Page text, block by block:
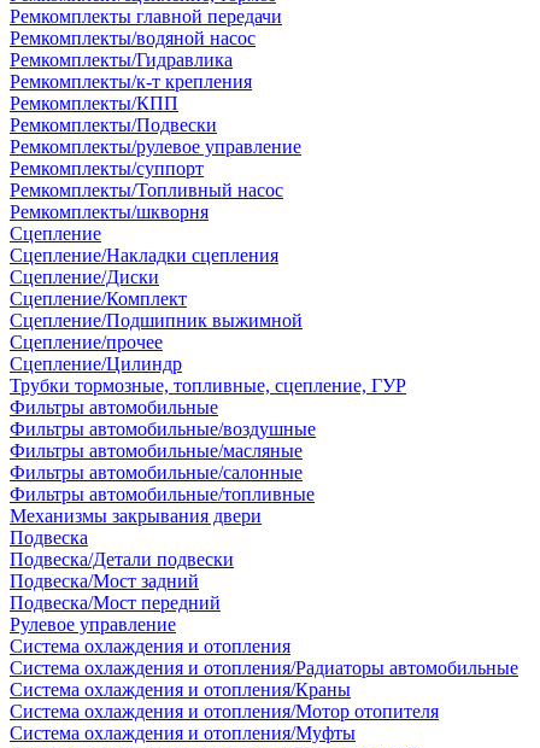
Ремкомплекты главной передачи
Ремкомплекты/водяной насос
Ремкомплекты/Гидравлика
Ремкомплекты/к-т крепления
Ремкомплекты/КПП
Ремкомплекты/Подвески
Ремкомплекты/рулевое управление
Ремкомплекты/суппорт
Ремкомплекты/Топливный насос
Ремкомплекты/шкворня
Сцепление
Сцепление/Накладки сцепления
Сцепление/Диски
Сцепление/Комплект
Сцепление/Подшипник выжимной
Сцепление/прочее
Сцепление/Цилиндр
Трубки тормозные, топливные, сцепление, ГУР
Фильтры автомобильные
Фильтры автомобильные/воздушные
Фильтры автомобильные/масляные
Фильтры автомобильные/салонные
Фильтры автомобильные/топливные
Механизмы закрывания двери
Подвеска
Подвеска/Детали подвески
Подвеска/Мост задний
Подвеска/Мост передний
Рулевое управление
Система охлаждения и отопления
Система охлаждения и отопления/Радиаторы автомобильные
Система охлаждения и отопления/Краны
Система охлаждения и отопления/Мотор отопителя
Система охлаждения и отопления/Муфты